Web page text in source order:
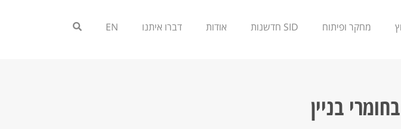
מחקר ופיתוח SID חדשנות אודות דברו איתנו EN
חומרי בניין